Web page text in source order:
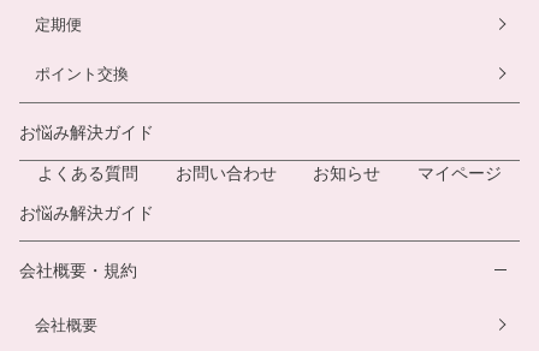
定期便
ポイント交換
お悩み解決ガイド
よくある質問
お問い合わせ お知らせ
マイページ
お悩み解決ガイド
会社概要・規約
会社概要